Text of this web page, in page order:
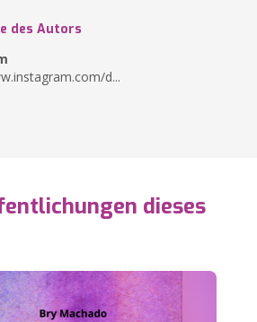
des Autors
d...
dieses